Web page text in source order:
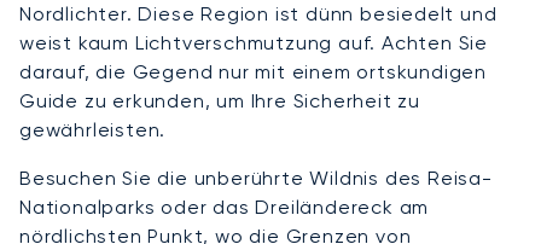
Nordlichter. Diese Region ist dünn besiedelt und
weist kaum Lichtverschmutzung auf. Achten Sie
darauf, die Gegend nur mit einem ortskundigen
Guide zu erkunden, um Ihre Sicherheit zu
gewährleisten.
Besuchen Sie die unberührte Wildnis des Reisa-
Nationalparks oder das Dreiländereck am
nördlichsten Punkt, wo die Grenzen von